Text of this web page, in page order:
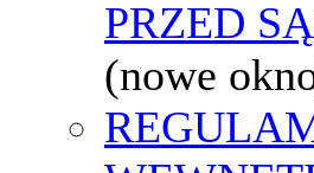
PRZED
(nowe